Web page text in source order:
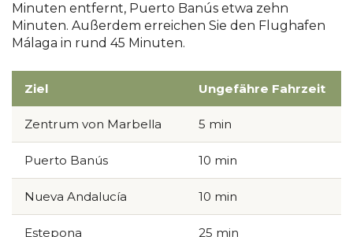
Minuten entfernt, Puerto Banús etwa zehn
Minuten. Außerdem erreichen Sie den Flughafen
Málaga in rund 45 Minuten.
Ziel Ungefähre Fahrzeit
Zentrum von Marbella 5 min
Puerto Banús 10 min
Nueva Andalucía 10 min
Estepona 25 min